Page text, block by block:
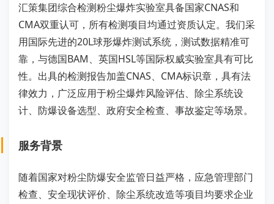
汇策集团综合检测粉尘爆炸实验室具备国家CNAS和
CMA双重认可，所有检测项目均通过资质认定。我们采
用国际先进的20L球形爆炸测试系统，测试数据精准可
靠，与德国BAM、英国HSL等国际权威实验室具有可比
性。出具的检测报告加盖CNAS、CMA标识章，具有法
律效力，广泛应用于粉尘爆炸风险评估、除尘系统设
计、防爆设备选型、政府安全检查、事故鉴定等场景。
服务背景
随着国家对粉尘防爆安全监管日益严格，应急管理部门
检查、安全现状评价、除尘系统改造等项目均要求企业